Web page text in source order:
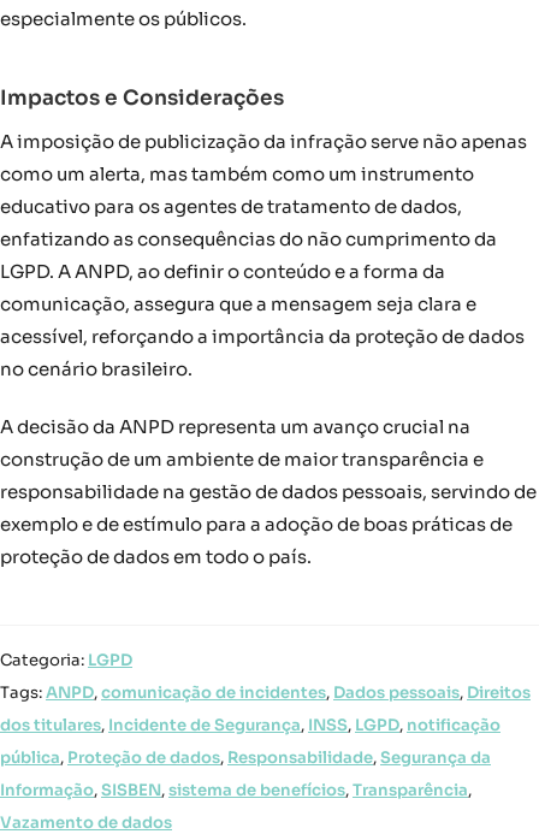
especialmente os públicos.
Impactos e Considerações
A imposição de publicização da infração serve não apenas
como um alerta, mas também como um instrumento
educativo para os agentes de tratamento de dados,
enfatizando as consequências do não cumprimento da
LGPD. A ANPD, ao definir o conteúdo e a forma da
comunicação, assegura que a mensagem seja clara e
acessível, reforçando a importância da proteção de dados
no cenário brasileiro.
A decisão da ANPD representa um avanço crucial na
construção de um ambiente de maior transparência e
responsabilidade na gestão de dados pessoais, servindo de
exemplo e de estímulo para a adoção de boas práticas de
proteção de dados em todo o país.
Categoria: LGPD
Tags:ANPD,comunicação de incidentes, Dados pessoais, Direitos
dos titulares, Incidente de Segurança, INSS, LGPD, notificação
pública, Proteção de dados, Responsabilidade,Segurança da
Informação,SISBEN,sistema de benefícios,Transparência,
Vazamento de dados